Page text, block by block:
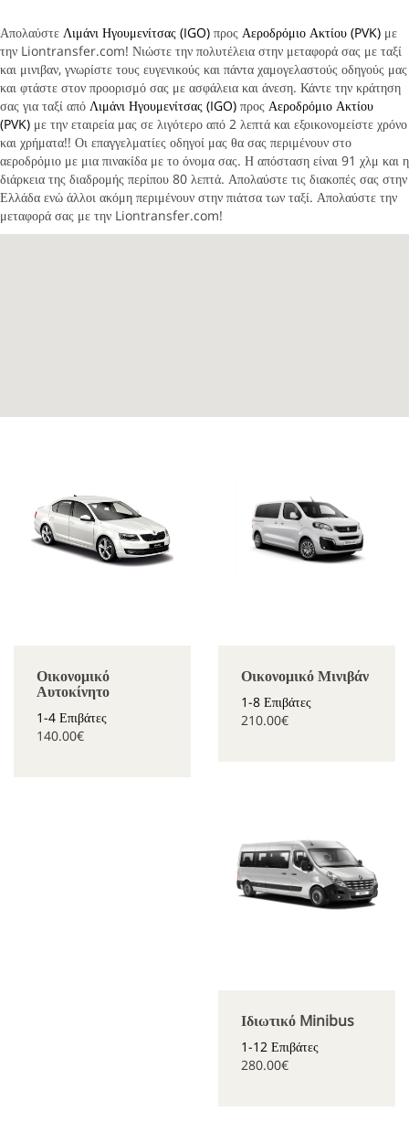
Απολαύστε Λιμάνι Ηγουμενίτσας (IGO) προς Αεροδρόμιο Ακτίου (PVK) με
την Liontransfer.com! Νιώστε την πολυτέλεια στην μεταφορά σας με ταξί
και μινιβαν, γνωρίστε τους ευγενικούς και πάντα χαμογελαστούς οδηγούς μας
και φτάστε στον προορισμό σας με ασφάλεια και άνεση. Κάντε την κράτηση
σας για ταξί από Λιμάνι Ηγουμενίτσας (IGO) προς Αεροδρόμιο Ακτίου
(PVK) με την εταιρεία μας σε λιγότερο από 2 λεπτά και εξοικονομείστε χρόνο
και χρήματα!! Οι επαγγελματίες οδηγοί μας θα σας περιμένουν στο
αεροδρόμιο με μια πινακίδα με το όνομα σας. Η απόσταση είναι 91 χλμ και η
διάρκεια της διαδρομής περίπου 80 λεπτά. Απολαύστε τις διακοπές σας στην
Ελλάδα ενώ άλλοι ακόμη περιμένουν στην πιάτσα των ταξί. Απολαύστε την
μεταφορά σας με την Liontransfer.com!
Οικονομικό
Αυτοκίνητο
1-4 Επιβάτες
140.00€
Οικονομικό Μινιβάν
1-8 Επιβάτες
210.00€
Ιδιωτικό Minibus
1-12 Επιβάτες
280.00€